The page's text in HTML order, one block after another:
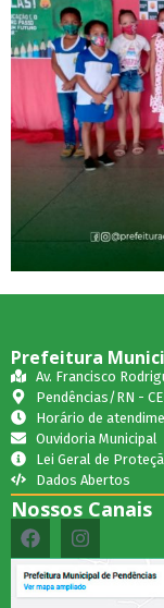
Prefeitura
Av. Francisco
Pendências/RN -
Horário de
Ouvidoria Municipal
Lei Geral de
Dados Abertos
Nossos Canais